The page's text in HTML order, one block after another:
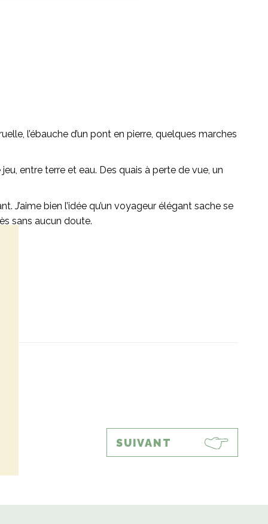
l’ébauche d’un pont en pierre, quelques marches
entre terre et eau. Des quais à perte de vue, un
bien l’idée qu’un voyageur élégant sache se
sans aucun doute.
SUIVANT